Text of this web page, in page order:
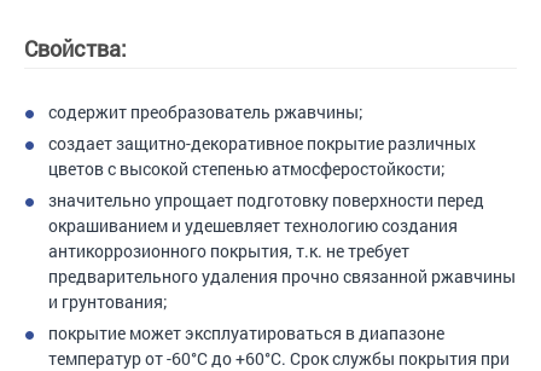
Свойства:
содержит преобразователь ржавчины;
создает защитно-декоративное покрытие различных
цветов с высокой степенью атмосферостойкости;
значительно упрощает подготовку поверхности перед
окрашиванием и удешевляет технологию создания
антикоррозионного покрытия, т.к. не требует
предварительного удаления прочно связанной ржавчины
и грунтования;
покрытие может эксплуатироваться в диапазоне
температур от -60°С до +60°С. Срок службы покрытия при